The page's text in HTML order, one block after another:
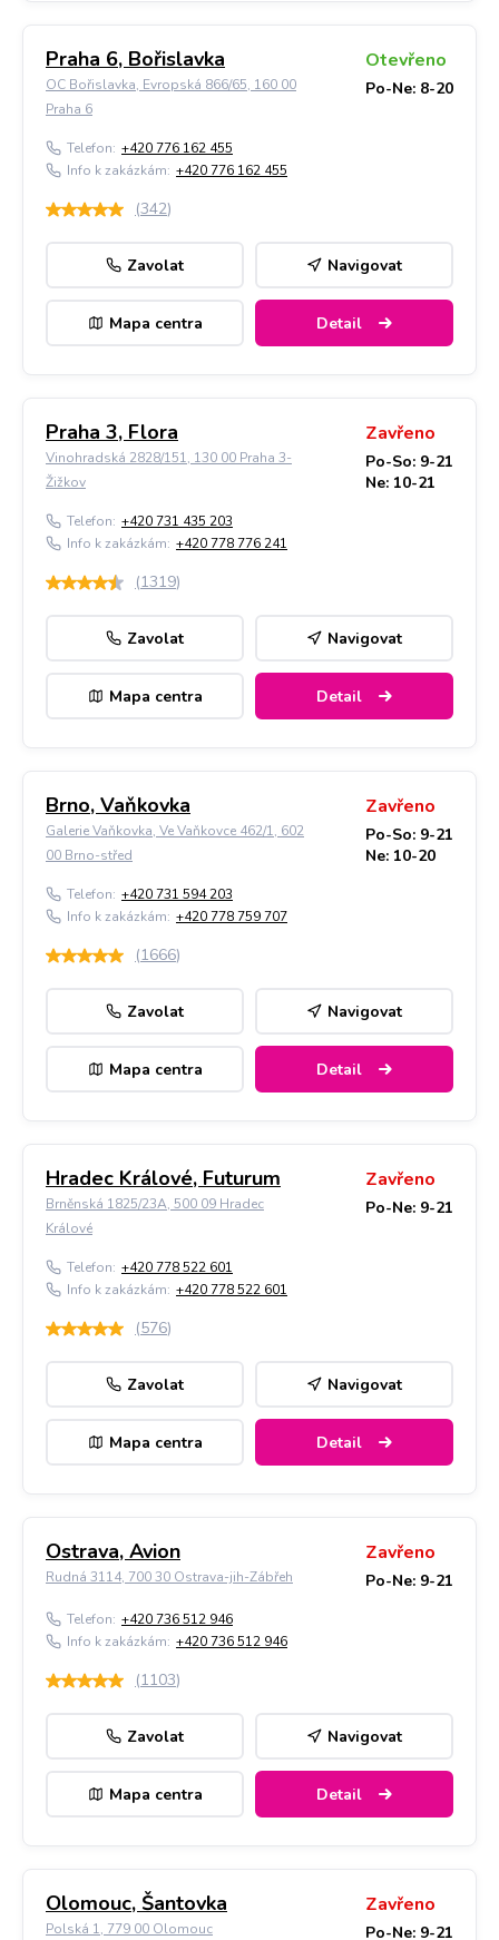
Praha 6, Bořislavka
OC Bořislavka, Evropská 866/65, 160 00
Praha 6
Otevřeno
Po-Ne: 8-20
Telefon: +420 776 162 455
Info k zakázkám: +420 776 162 455
(342)
Zavolat Navigovat
Mapa centra Detail
Praha 3, Flora
Vinohradská 2828/151, 130 00 Praha 3-
Žižkov
Zavřeno
Po-So: 9-21
Ne: 10-21
Telefon: +420 731 435 203
Info k zakázkám: +420 778 776 241
(1319)
Zavolat Navigovat
Mapa centra Detail
Brno, Vaňkovka
Galerie Vaňkovka, Ve Vaňkovce 462/1, 602
00 Brno-střed
Zavřeno
Po-So: 9-21
Ne: 10-20
Telefon: +420 731 594 203
Info k zakázkám: +420 778 759 707
(1666)
Zavolat Navigovat
Mapa centra Detail
Hradec Králové, Futurum
Brněnská 1825/23A, 500 09 Hradec
Králové
Zavřeno
Po-Ne: 9-21
Telefon: +420 778 522 601
Info k zakázkám: +420 778 522 601
(576)
Zavolat Navigovat
Mapa centra Detail
Ostrava, Avion
Rudná 3114, 700 30 Ostrava-jih-Zábřeh
Zavřeno
Po-Ne: 9-21
Telefon: +420 736 512 946
Info k zakázkám: +420 736 512 946
(1103)
Zavolat Navigovat
Mapa centra Detail
Olomouc, Šantovka
Polská 1, 779 00 Olomouc
Zavřeno
Po-Ne: 9-21